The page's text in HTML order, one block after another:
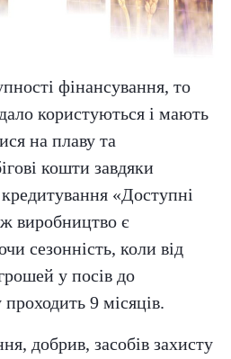
фінансування, то
користуються і мають
на плаву та
кошти завдяки
«Доступні
виробництво є
сезонність, коли від
у посів до
9 місяців.
добрив, засобів захисту